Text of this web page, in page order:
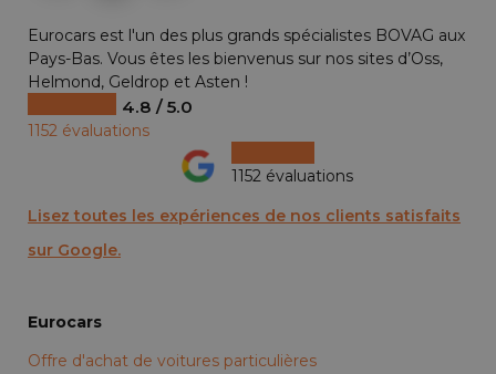
Eurocars est l'un des plus grands spécialistes BOVAG aux
Pays-Bas. Vous êtes les bienvenus sur nos sites d’Oss,
Helmond, Geldrop et Asten !
4.8 / 5.0
1152 évaluations
1152 évaluations
Lisez toutes les expériences de nos clients satisfaits
sur Google.
Eurocars
Offre d'achat de voitures particulières